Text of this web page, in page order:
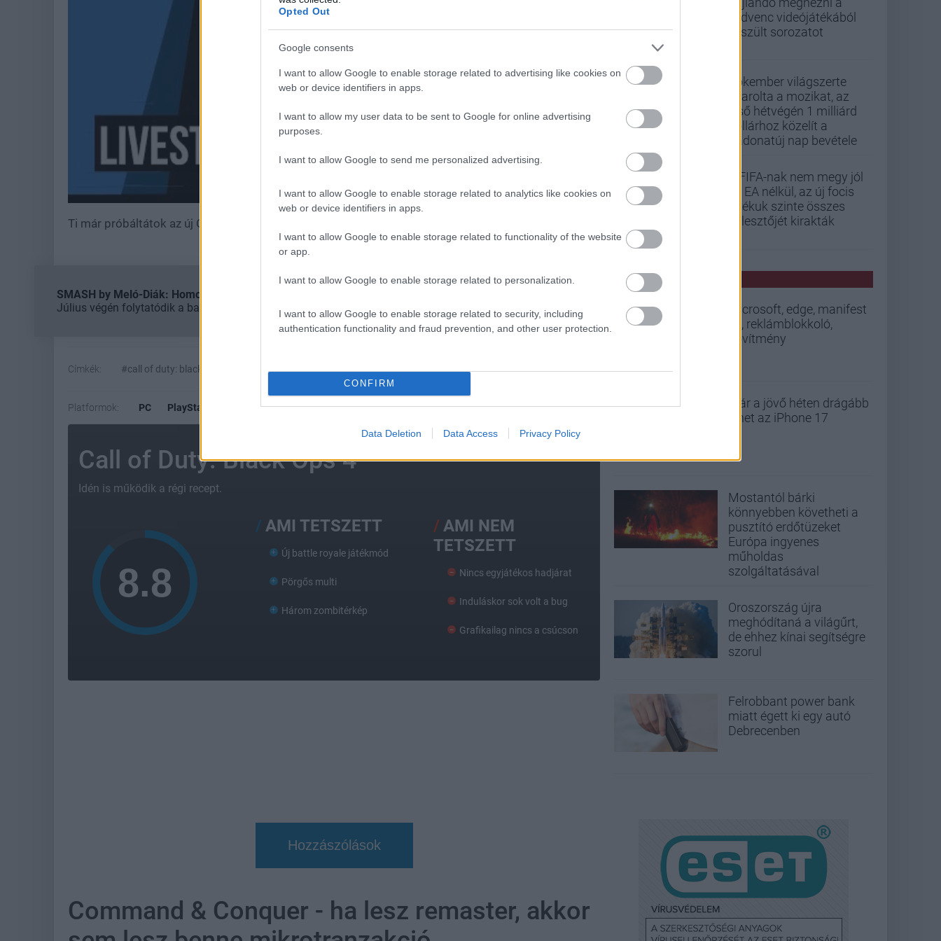
Opted Out
Google consents
I want to allow Google to enable storage related to advertising like cookies on
web or device identifiers in apps.
I want to allow my user data to be sent to Google for online advertising
purposes.
I want to allow Google to send me personalized advertising.
I want to allow Google to enable storage related to analytics like cookies on
web or device identifiers in apps.
I want to allow Google to enable storage related to functionality of the website
or app.
I want to allow Google to enable storage related to personalization.
I want to allow Google to enable storage related to security, including
authentication functionality and fraud prevention, and other user protection.
CONFIRM
Data Deletion Data Access Privacy Policy
Ti már próbáltátok az új CoD-ot? Mennyire jött be eddig?
SMASH by Meló-Diák: Homok, zene és a nyár legjobb hangulata – Jön a második forduló! (X)
Július végén folytatódik a balatoni strandröplabda-sorozat.
Címkék: #call of duty: black ops 4 #activision
Platformok: PC PlayStation 4 Xbox One
Call of Duty: Black Ops 4
Idén is működik a régi recept.
AMI TETSZETT
Új battle royale játékmód
Pörgős multi
Három zombitérkép
AMI NEM
TETSZETT
Nincs egyjátékos hadjárat
Induláskor sok volt a bug
Grafikailag nincs a csúcson
Hozzászólások
Command & Conquer - ha lesz remaster, akkor
kedvenc videójátékából
készült sorozatot
Pókember világszerte
letarolta a mozikat, az
első hétvégén 1 milliárd
dollárhoz közelít a
Vadonatúj nap bevétele
A FIFA-nak nem megy jól
az EA nélkül, az új focis
játékuk szinte összes
fejlesztőjét kirakták
PCW HÍREK
microsoft, edge, manifest
v3, reklámblokkoló,
bővítmény
Már a jövő héten drágább
lehet az iPhone 17
Mostantól bárki
könnyebben követheti a
pusztító erdőtüzeket
Európa ingyenes
műholdas
szolgáltatásával
Oroszország újra
meghódítaná a világűrt,
de ehhez kínai segítségre
szorul
Felrobbant power bank
miatt égett ki egy autó
Debrecenben